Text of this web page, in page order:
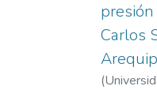
Carlos
(